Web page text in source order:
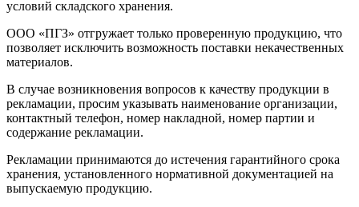
условий складского хранения.
ООО «ПГЗ» отгружает только проверенную продукцию, что
позволяет исключить возможность поставки некачественных
материалов.
В случае возникновения вопросов к качеству продукции в
рекламации, просим указывать наименование организации,
контактный телефон, номер накладной, номер партии и
содержание рекламации.
Рекламации принимаются до истечения гарантийного срока
хранения, установленного нормативной документацией на
выпускаемую продукцию.